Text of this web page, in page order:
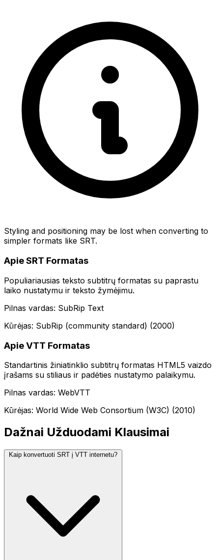
Styling and positioning may be lost when converting to
simpler formats like SRT.
Apie SRT Formatas
Populiariausias teksto subtitrų formatas su paprastu
laiko nustatymu ir teksto žymėjimu.
Pilnas vardas: SubRip Text
Kūrėjas: SubRip (community standard) (2000)
Apie VTT Formatas
Standartinis žiniatinklio subtitrų formatas HTML5 vaizdo
įrašams su stiliaus ir padėties nustatymo palaikymu.
Pilnas vardas: WebVTT
Kūrėjas: World Wide Web Consortium (W3C) (2010)
Dažnai Užduodami Klausimai
Kaip konvertuoti SRT į VTT internetu?